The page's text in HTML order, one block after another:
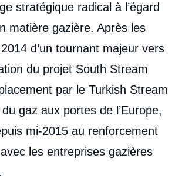
stratégique radical à l’égard
matière gazière. Après les
d’un tournant majeur vers
du projet South Stream
par le Turkish Stream
gaz aux portes de l’Europe,
mi-2015 au renforcement
les entreprises gazières